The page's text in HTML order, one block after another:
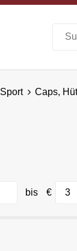
Sport Caps,
bis €